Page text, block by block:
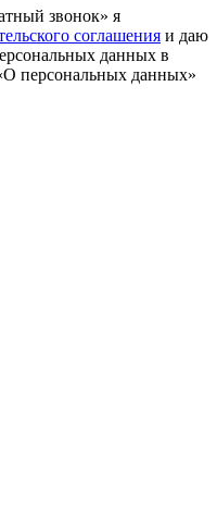
звонок» я
соглашения и даю
данных в
персональных данных»